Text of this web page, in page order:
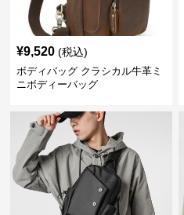
¥9,520 (税込)
ボディバッグ クラシカル牛革ミ
ニボディーバッグ